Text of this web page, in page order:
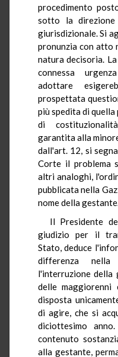
procedimento
sotto la
giurisdizionale. Si
pronunzia con atto
natura decisoria.
connessa
adottare
prospettata
più spedita di
di
garantita alla
dall'art. 12, si
Corte il problema
altri analoghi,
pubblicata nella
nome della
Il Presidente
giudizio per il
Stato, deduce
differenza
l'interruzione della
delle maggiorenni
disposta
di agire, che si
diciottesimo
contenuto
alla gestante,